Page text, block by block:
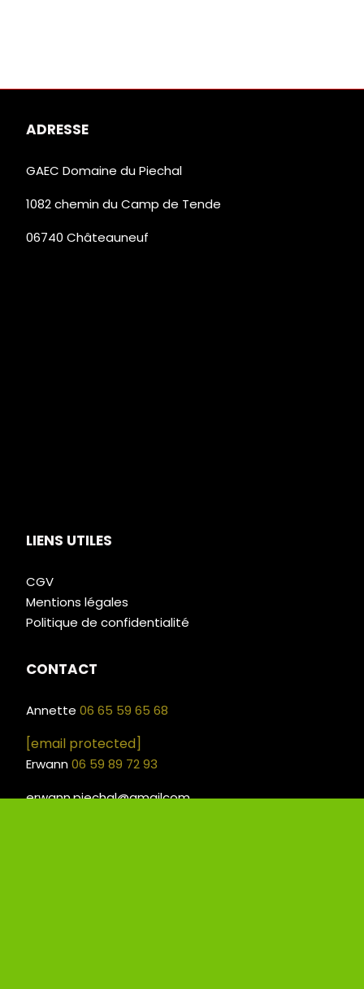
ADRESSE
GAEC Domaine du Piechal
1082 chemin du Camp de Tende
06740 Châteauneuf
LIENS UTILES
CGV
Mentions légales
Politique de confidentialité
CONTACT
Annette06 65 59 65 68
[email protected]
Erwann06 59 89 72 93
erwann.piechal@gmailcom